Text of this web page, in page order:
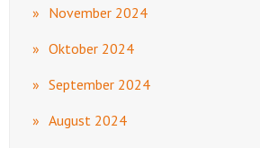
November 2024
Oktober 2024
September 2024
August 2024